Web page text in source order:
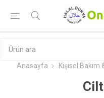
Anasayfa Kişisel Bakım